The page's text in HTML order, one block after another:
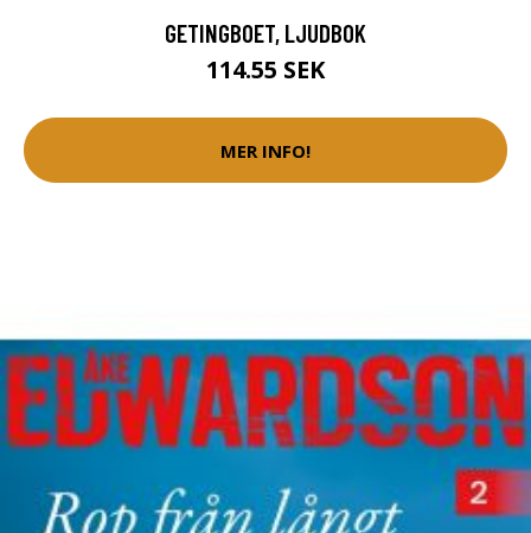
GETINGBOET, LJUDBOK
114.55 SEK
MER INFO!